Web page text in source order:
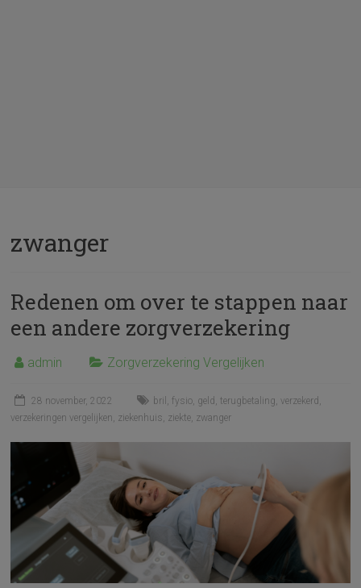
zwanger
Redenen om over te stappen naar
een andere zorgverzekering
admin Zorgverzekering Vergelijken
28 november, 2022 bril ,fysio, geld ,terugbetaling,verzekerd ,
verzekeringen vergelijken, ziekenhuis, ziekte, zwanger